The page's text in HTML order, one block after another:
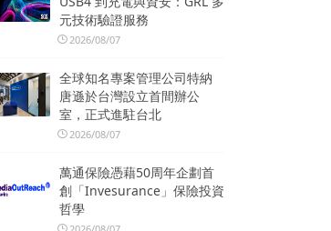
元技術驗證服務
2026/08/07
全球知名專案管理公司特納
唐遜於台灣設立首間辦公
室，正式進駐台北
2026/08/07
萬通保險憑藉50周年企劃首
創「Invesurance」保險投資
哲學